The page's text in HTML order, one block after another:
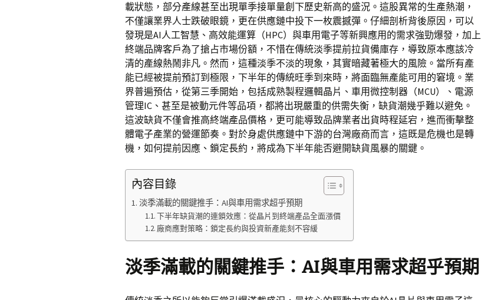
載狀態，部分產線甚至出現單季接單量創下歷史新高的盛況。這股異常的生產熱潮，
不僅讓業界人士跌破眼鏡，更在供應鏈中投下一枚震撼彈。仔細剖析背後原因，可以
發現是AI人工智慧、高效能運算（HPC）與車用電子等新興應用的需求強勁爆發，加上
終端品牌客戶為了搶占市場份額，不惜在傳統淡季提前拉貨備庫存，導致原本應該冷
清的產線熱鬧非凡。然而，這種淡季不淡的現象，其實暗藏著極大的風險。當所有產
能已經被提前預訂到極限，下半年的傳統旺季到來時，將面臨無產能可用的窘境。業
界普遍預估，從第三季開始，包括成熟製程邏輯晶片、車用微控制器（MCU）、電源
管理IC、甚至是被動元件等品項，都將出現嚴重的供需失衡，缺貨潮幾乎難以避免。
這波缺貨不僅會推高終端產品價格，更可能導致品牌業者出貨時程延宕，進而衝擊整
體電子產業的營運節奏。對於身處供應鏈中下游的台灣廠商而言，這既是危機也是轉
機，如何提前因應、鎖定長約，將成為下半年能否避開缺貨風暴的關鍵。
內容目錄
淡季滿載的關鍵推手：AI與車用需求超乎預期
下半年缺貨潮的連鎖效應：從晶片到終端產品全面漲價
廠商應對策略：鎖定長約與投資新產能刻不容緩
淡季滿載的關鍵推手：AI與車用需求超乎預期